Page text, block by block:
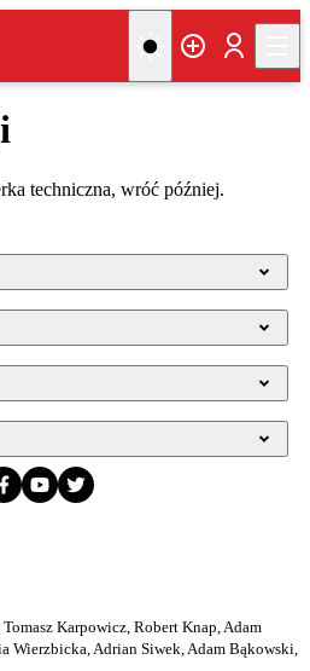
techniczna, wróć później.
Karpowicz, Robert Knap, Adam
Wierzbicka, Adrian Siwek, Adam Bąkowski,